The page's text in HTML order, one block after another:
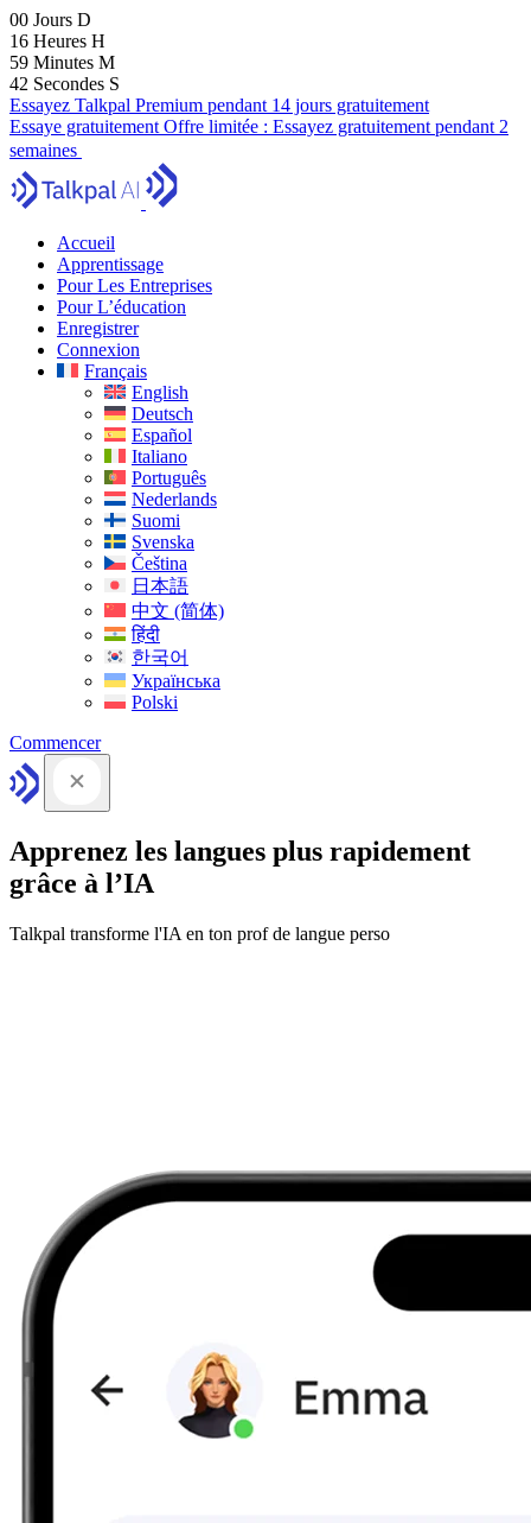
00 Jours D
16 Heures H
59 Minutes M
41 Secondes S
Essayez Talkpal Premium pendant 14 jours gratuitement
Essaye gratuitement Offre limitée : Essayez gratuitement pendant 2
semaines
Accueil
Apprentissage
Pour Les Entreprises
Pour L’éducation
Enregistrer
Connexion
Français
English
Deutsch
Español
Italiano
Português
Nederlands
Suomi
Svenska
Čeština
日本語
中文 (简体)
हिंदी
한국어
Українська
Polski
Commencer
Apprenez les langues plus rapidement
grâce à l’IA
Talkpal transforme l'IA en ton prof de langue perso